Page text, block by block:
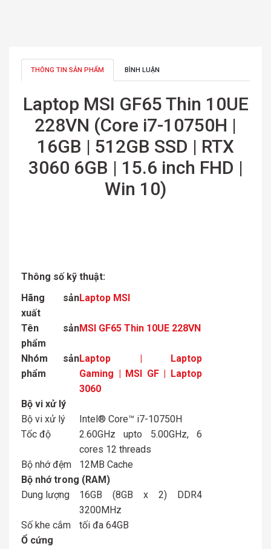
THÔNG TIN SẢN PHẨM BÌNH LUẬN
Laptop MSI GF65 Thin 10UE
228VN (Core i7-10750H |
16GB | 512GB SSD | RTX
3060 6GB | 15.6 inch FHD |
Win 10)
Thông số kỹ thuật:
Hãng sản
xuất
Laptop MSI
Tên sản
phẩm
MSI GF65 Thin 10UE 228VN
Nhóm sản
phẩm
Laptop | Laptop
Gaming | MSI GF | Laptop
3060
Bộ vi xử lý
Bộ vi xử lý
Intel® Core™ i7-10750H
Tốc độ
2.60GHz upto 5.00GHz, 6
cores 12 threads
Bộ nhớ đệm
12MB Cache
Bộ nhớ trong (RAM)
Dung lượng
16GB (8GB x 2) DDR4
3200MHz
Số khe cắm
tối đa 64GB
Ổ cứng